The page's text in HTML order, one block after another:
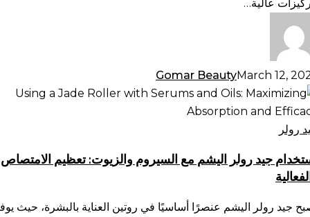
عالية…
Gomar BeautyMarch 12,
رولر
جيد رولر اليشم مع السيروم والزيوت: تعظيم الامتصاص
جيد رولر اليشم عنصرًا أساسيًا في روتين العناية بالبشرة، حيث